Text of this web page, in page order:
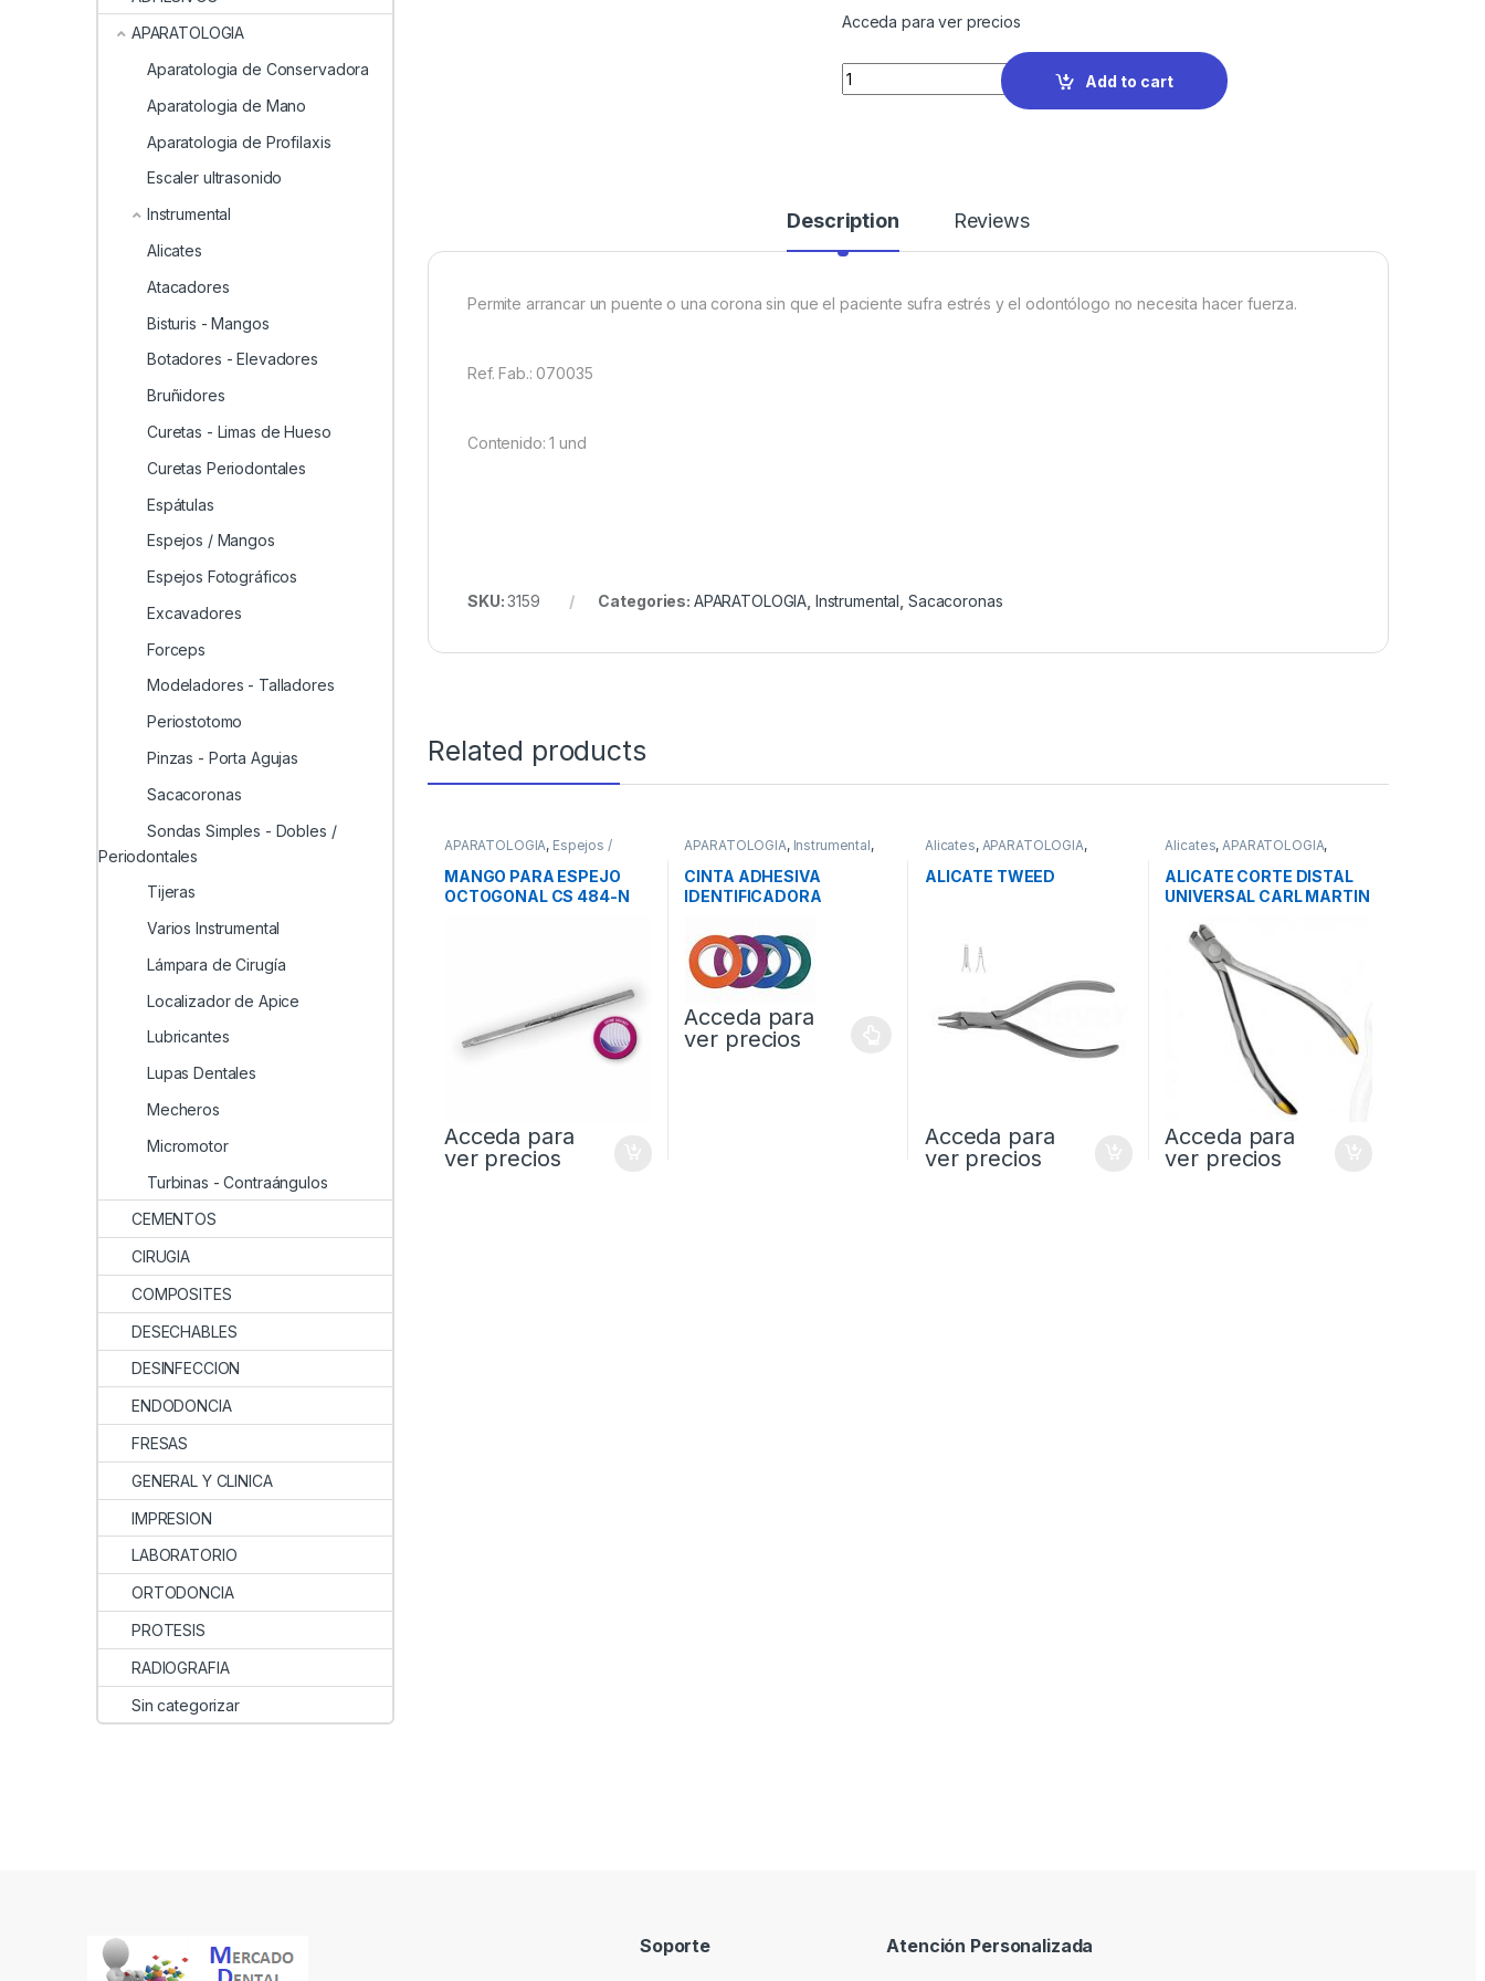
Acceda para ver precios
Quantity
Add to cart
Description Reviews
Permite arrancar un puente o una corona sin que el paciente sufra estrés y el odontólogo no necesita hacer fuerza.
Ref. Fab.: 070035
Contenido: 1 und
SKU:3159 Categories: APARATOLOGIA Instrumental Sacacoronas
Related products
APARATOLOGIA, Espejos /
Instrumental
MANGO PARA ESPEJO
OCTOGONAL CS 484-N
Acceda para
ver precios
APARATOLOGIA, Instrumental,
CINTA ADHESIVA
IDENTIFICADORA
Acceda para
ver precios
Alicates, APARATOLOGIA,
ALICATE TWEED
Acceda para
ver precios
Alicates,APARATOLOGIA,
ALICATE CORTE DISTAL
UNIVERSAL CARL MARTIN
Acceda para
ver precios
APARATOLOGIA
Aparatologia de Conservadora
Aparatologia de Mano
Aparatologia de Profilaxis
Escaler ultrasonido
Instrumental
Alicates
Atacadores
Bisturis - Mangos
Botadores - Elevadores
Bruñidores
Curetas - Limas de Hueso
Curetas Periodontales
Espátulas
Espejos / Mangos
Espejos Fotográficos
Excavadores
Forceps
Modeladores - Talladores
Periostotomo
Pinzas - Porta Agujas
Sacacoronas
Sondas Simples - Dobles /
Periodontales
Tijeras
Varios Instrumental
Lámpara de Cirugía
Localizador de Apice
Lubricantes
Lupas Dentales
Mecheros
Micromotor
Turbinas - Contraángulos
CEMENTOS
CIRUGIA
COMPOSITES
DESECHABLES
DESINFECCION
ENDODONCIA
FRESAS
GENERAL Y CLINICA
IMPRESION
LABORATORIO
ORTODONCIA
PROTESIS
RADIOGRAFIA
Sin categorizar
Soporte Atención Personalizada